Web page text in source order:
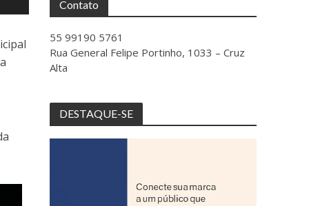
Contato
55 99190 5761
Rua General Felipe Portinho, 1033 – Cruz
Alta
DESTAQUE-SE